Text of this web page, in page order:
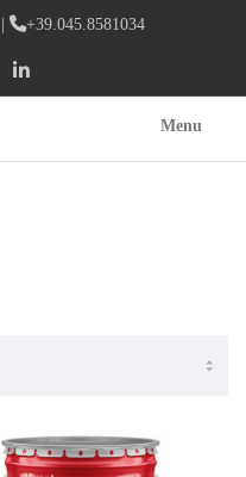
| +39.045.8581034
Menu